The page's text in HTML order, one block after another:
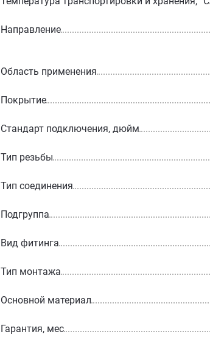
Направление
Область применения
Покрытие
Стандарт подключения, дюйм
Тип резьбы
Тип соединения
Подгруппа
Вид фитинга
Тип монтажа
Основной материал
Гарантия, мес